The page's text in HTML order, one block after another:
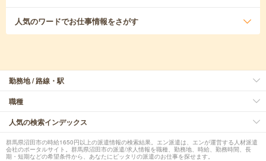
人気のワードでお仕事情報をさがす
勤務地 / 路線・駅
職種
人気の検索インデックス
群馬県沼田市の時給1650円以上の派遣情報の検索結果。エン派遣は、エンが運営する人材派遣
会社のポータルサイト。群馬県沼田市の派遣/求人情報を職種、勤務地、時給、勤務時間、長
期・短期などの希望条件から、あなたにピッタリの派遣のお仕事を探せます。